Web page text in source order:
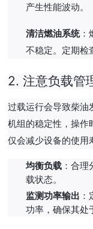
产生性能波动。
清洁燃油系统：
不稳定。定期检
2.注意负载管
过载运行会导致柴油
机组的稳定性，操作
仅会减少设备的使用
均衡负载 ：合
载状态。
监测功率输出
功率，确保其处